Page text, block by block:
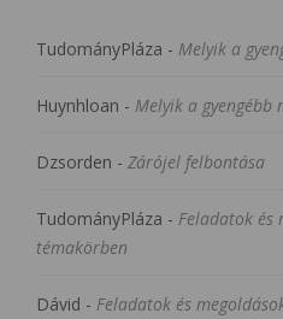
TudományPláza - Melyik a
Huynhloan - Melyik a gyengébb
Dzsorden - Zárójel felbontása
TudományPláza - Feladatok és
témakörben
Dávid - Feladatok és